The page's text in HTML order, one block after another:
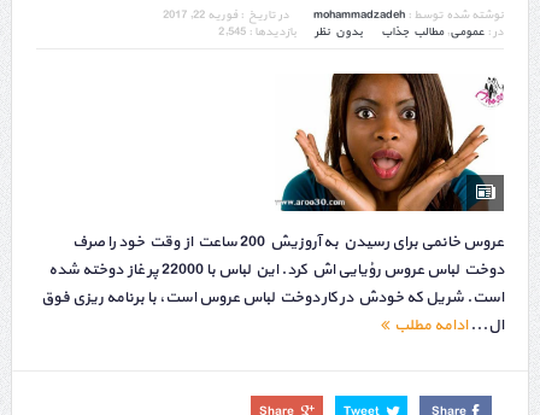
نوشته شده توسط : mohammadzadeh در تاریخ : فوریه 22, 2017
در : عمومی,مطالب جذاب بدون نظر بازدیدها : 2,545
عروس خانمی برای رسیدن به آروزیش 200 ساعت از وقت خود را صرف
دوخت لباس عروس رؤیایی اش کرد. این لباس با 22000 پر غاز دوخته شده
است. شریل که خودش در کار دوخت لباس عروس است، با برنامه ریزی فوق
ال...ادامه مطلب